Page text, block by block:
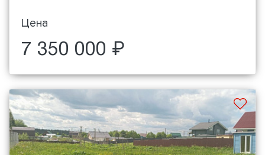
Цена
7 350 000 ₽